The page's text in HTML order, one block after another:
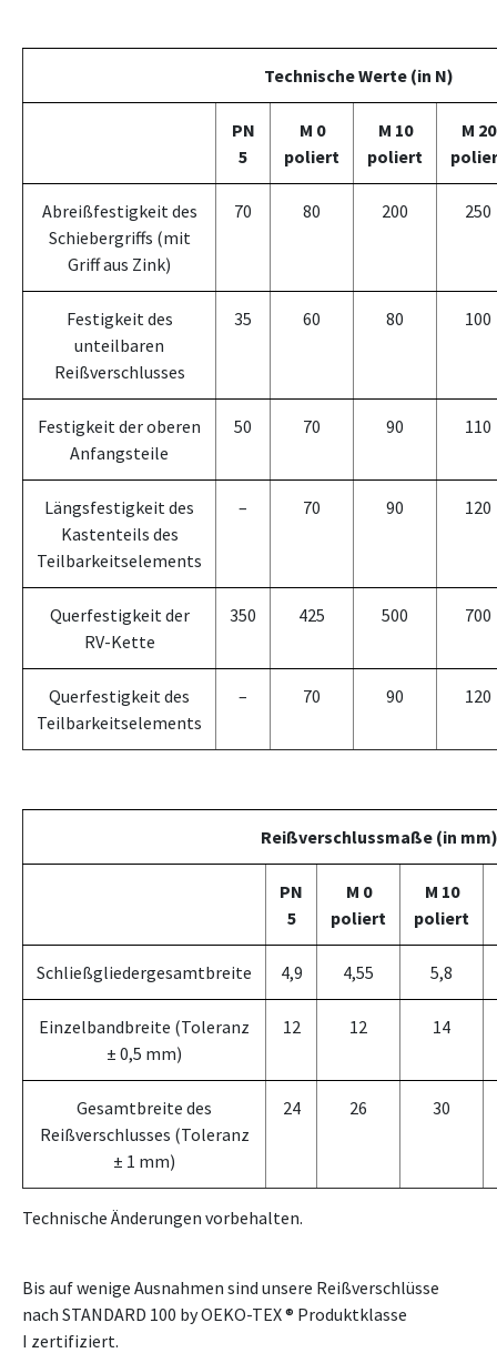
Technische Werte (in N)
PN
5
M 0
poliert
M 10
poliert
M 20
Abreißfestigkeit des
Schiebergriffs (mit
Griff aus Zink)
70 80 200 250
Festigkeit des
unteilbaren
Reißverschlusses
35 60 80 100
Festigkeit der oberen
Anfangsteile
50 70 90 110
Längsfestigkeit des
Kastenteils des
Teilbarkeitselements
– 70 90 120
Querfestigkeit der
RV­-Kette
350 425 500 700
Querfestigkeit des
Teilbarkeitselements
– 70 90 120
Reißverschlussmaße (in mm)
PN
5
M 0
poliert
M 10
poliert
Schließgliedergesamtbreite 4,9 4,55 5,8
Einzelbandbreite (Toleranz
± 0,5 mm)
12 12 14
Gesamtbreite des
Reißverschlusses (Toleranz
± 1 mm)
24 26 30
Technische Änderungen vorbehalten.
Bis auf wenige Ausnahmen sind unsere Reißverschlüsse
nach STANDARD 100 by OEKO-TEX ® Produktklasse
I zertifiziert.